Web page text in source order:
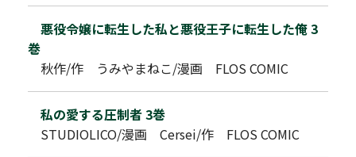
悪役令嬢に転生した私と悪役王子に転生した俺 3
巻
秋作/作 うみやまねこ/漫画 FLOS COMIC
私の愛する圧制者 3巻
STUDIOLICO/漫画 Cersei/作 FLOS COMIC